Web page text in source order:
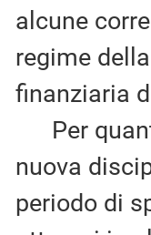
alcune
regime
finanziaria
Per
nuova
periodo di